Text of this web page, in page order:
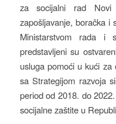
za socijalni rad Novi
zapošljavanje, boračka i
Ministarstvom rada i
predstavljeni su
usluga pomoći u kući
sa Strategijom razvoja
period od 2018. do
socijalne zaštite u